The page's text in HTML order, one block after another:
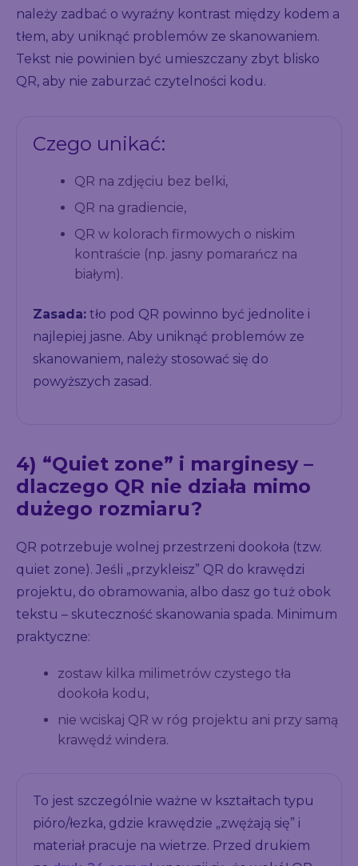
należy zadbać o wyraźny kontrast między kodem a
tłem, aby uniknąć problemów ze skanowaniem.
Tekst nie powinien być umieszczany zbyt blisko
QR, aby nie zaburzać czytelności kodu.
Czego unikać:
QR na zdjęciu bez belki,
QR na gradiencie,
QR w kolorach firmowych o niskim
kontraście (np. jasny pomarańcz na
białym).
Zasada: tło pod QR powinno być jednolite i
najlepiej jasne. Aby uniknąć problemów ze
skanowaniem, należy stosować się do
powyższych zasad.
4) “Quiet zone” i marginesy –
dlaczego QR nie działa mimo
dużego rozmiaru?
QR potrzebuje wolnej przestrzeni dookoła (tzw.
quiet zone). Jeśli „przykleisz” QR do krawędzi
projektu, do obramowania, albo dasz go tuż obok
tekstu – skuteczność skanowania spada. Minimum
praktyczne:
zostaw kilka milimetrów czystego tła
dookoła kodu,
nie wciskaj QR w róg projektu ani przy samą
krawędź windera.
To jest szczególnie ważne w kształtach typu
pióro/łezka, gdzie krawędzie „zwężają się” i
materiał pracuje na wietrze. Przed drukiem